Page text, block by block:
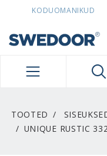
KODUOMANIKUD
TOOTED
UNIQUE RUSTIC